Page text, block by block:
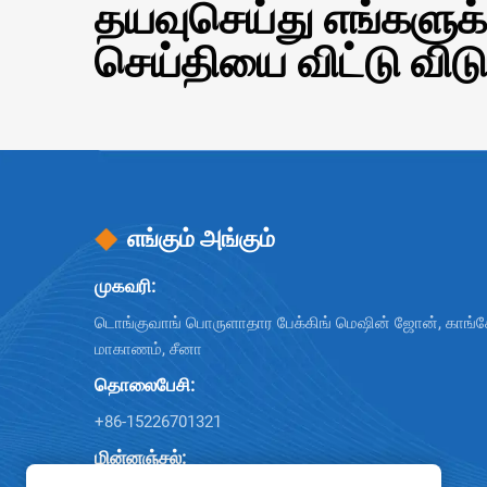
தயவுசெய்து
செய்தியை விட்டு
எங்கும் அங்கும்
முகவரி:
டொங்குவாங் பொருளாதார பேக்கிங் மெஷின் ஜோன்,
மாகாணம், சீனா
தொலைபேசி:
+86-15226701321
மின்னஞ்சல்: